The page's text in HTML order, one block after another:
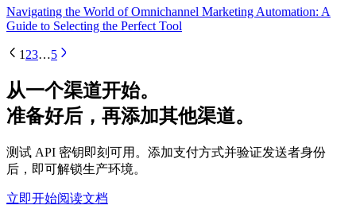
Navigating the World of Omnichannel Marketing Automation: A
Guide to Selecting the Perfect Tool
1 23…5
从一个渠道开始。
准备好后，再添加其他渠道。
测试 API 密钥即刻可用。添加支付方式并验证发送者身份
后，即可解锁生产环境。
立即开始阅读文档